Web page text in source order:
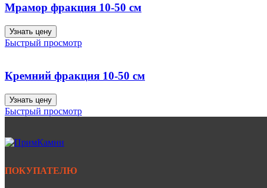
Мрамор фракция 10-50 см
Узнать цену
Быстрый просмотр
Кремний фракция 10-50 см
Узнать цену
Быстрый просмотр
ПОКУПАТЕЛЮ